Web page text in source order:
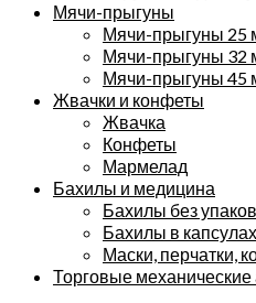
Мячи-прыгуны
Мячи-прыгуны 25
Мячи-прыгуны 32
Мячи-прыгуны 45
Жвачки и конфеты
Жвачка
Конфеты
Мармелад
Бахилы и медицина
Бахилы без
Бахилы в
Маски, перчатки,
Торговые